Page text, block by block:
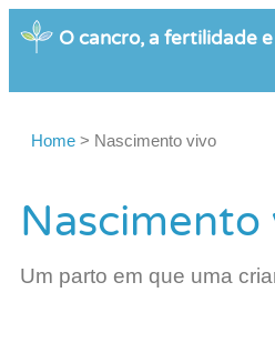
O cancro, a fertilidade
Home > Nascimento vivo
Nascimento
Um parto em que uma